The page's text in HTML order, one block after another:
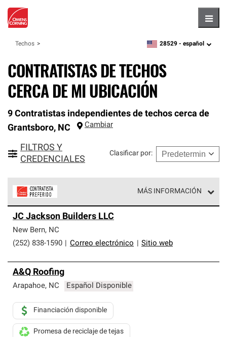
Techos zipcode,language
28529 - español
CONTRATISTAS DE TECHOS
CERCA DE MI UBICACIÓN
9 Contratistas independientes de techos cerca de
Grantsboro, NC Cambiar
FILTROS Y
CREDENCIALES
Clasificar por:
MÁS INFORMACIÓN
parte de una red exclusiva de profesionales de techos
que cumplen con altos estándares y requisitos estrictos
de profesionalismo y confiabilidad.
JC Jackson Builders LLC
New Bern, NC
(252) 838-1590
Correo electrónico Sitio web
A&Q Roofing
Arapahoe, NC Español Disponible
Financiación disponible
Promesa de reciclaje de tejas